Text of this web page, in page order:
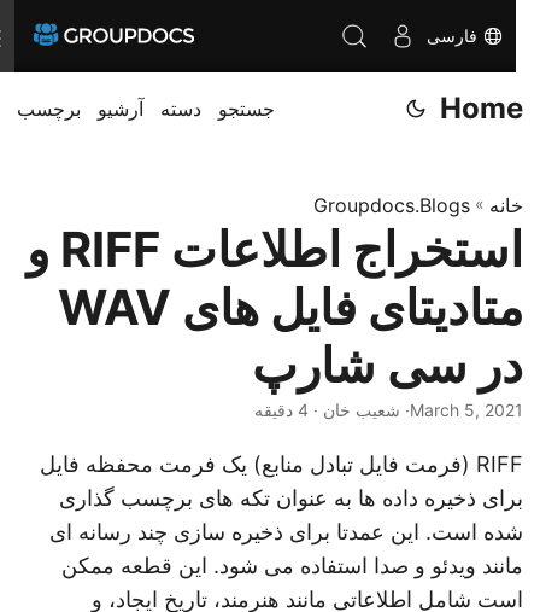
فارسی
Home جستجو دسته آرشیو برچسب
خانه»
Groupdocs.Blogs
استخراج اطلاعات RIFF و
متادیتای فایل های WAV
در سی شارپ
March 5, 2021· شعیب خان · 4 دقیقه
RIFF (فرمت فایل تبادل منابع) یک فرمت محفظه فایل
برای ذخیره داده ها به عنوان تکه های برچسب گذاری
شده است. این عمدتا برای ذخیره سازی چند رسانه ای
مانند ویدئو و صدا استفاده می شود. این قطعه ممکن
است شامل اطلاعاتی مانند هنرمند، تاریخ ایجاد، و